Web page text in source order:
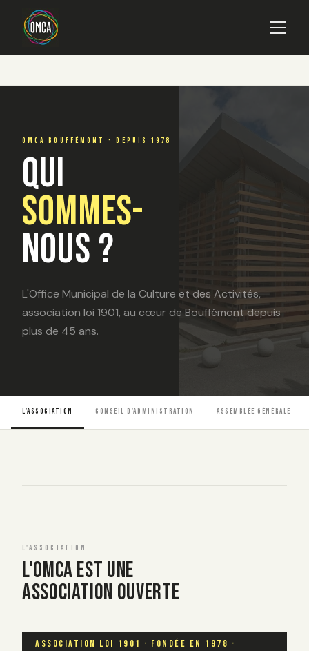
Aller au contenu principal
Main navigation
OMCA BOUFFÉMONT · DEPUIS 1978
QUI
SOMMES-
NOUS ?
L'Office Municipal de la Culture et des Activités,
association loi 1901, au cœur de Bouffémont depuis
plus de 45 ans.
L'ASSOCIATION CONSEIL D'ADMINISTRATION ASSEMBLÉE GÉNÉRALE
L'ASSOCIATION
L'OMCA EST UNE
ASSOCIATION OUVERTE
ASSOCIATION LOI 1901 · FONDÉE EN 1978 ·